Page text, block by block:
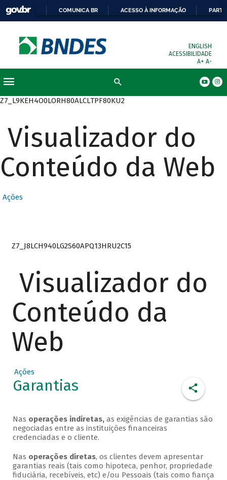
COMUNICA BR ACESSO À INFORMAÇÃO
ENGLISH
ACESSIBILIDADE
A+ A-
Z7_L9KEH4O0LORH80ALCLTPF80KU2
Visualizador do
Conteúdo da Web
Ações
Z7_J8LCH940LG2S60APQ13HRU2C15
Visualizador do
Conteúdo da
Web
Ações
Garantias
Nas operações indiretas,as exigências de garantias são
negociadas entre as instituições financeiras
credenciadas e o cliente.
Nas operações diretas, os clientes devem apresentar
garantias reais (tais como hipoteca, penhor, propriedade
fiduciária, recebíveis, etc) e/ou Pessoais (tais como fiança